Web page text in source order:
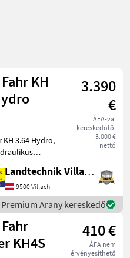
KH
3.390
€
ÁFA-val
kereskedőtől
3.000 €
nettó
KH 3.64 Hydro,
szórási
Landtechnik Villach GmbH
9500 Villach
Premium Arany kereskedő
KH4S
410 €
ÁFA nem
érvényesíthető